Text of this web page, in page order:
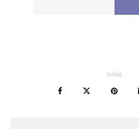
Sdílet